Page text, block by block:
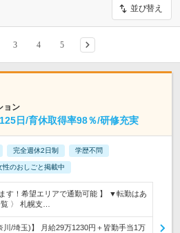
並び替え
3 4 5
ョン
日/育休取得率98％/研修充実
完全週休2日制 学歴不問
性のおしごと掲載中
す！希望エリアで通勤可能 】 ▼転勤はあ
〉 札幌支…
川/埼玉)】 月給29万1230円＋皆勤手当1万